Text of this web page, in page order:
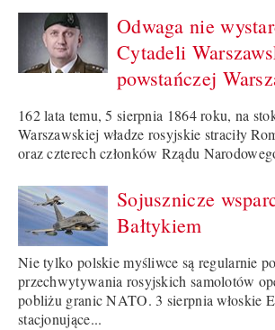
Odwaga nie
Cytadeli
powstańczej
162 lata temu, 5 sierpnia 1864 roku, na
Warszawskiej władze rosyjskie straciły
oraz czterech członków Rządu
Sojusznicze
Bałtykiem
Nie tylko polskie myśliwce są regularnie
przechwytywania rosyjskich samolotów
pobliżu granic NATO. 3 sierpnia włoskie
stacjonujące...